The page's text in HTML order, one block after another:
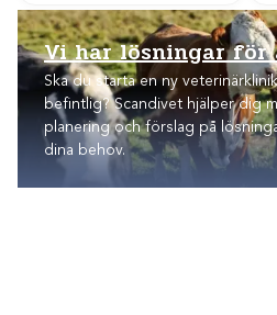
Vi har lösningar för
Ska du starta en ny
befintlig? Scandivet hjälper dig
planering och förslag på
dina behov.